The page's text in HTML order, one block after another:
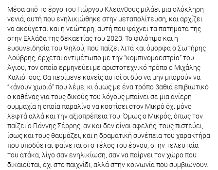
Μέσα από το έργο του Γιώργου Κλεάνθους μιλάει μια ολόκληρη
γενιά, αυτή που ενηλικιώθηκε στην μεταπολίτευση, και αρχίζει
να ακούγεται και η νεώτερη, αυτή που ψάχνει τα πατήματα της
στην Ελλάδα της δεκαετίας του 2020. Το φιλότιμο και η
ευσυνειδησία του Ψηλού, που παίζει λιτά και όμορφα ο Σωτήρης
Δούβρης, έρχεται αντιμέτωπο με την “κομπινομαεστρία” του
Άγιου, τον οποίο ερμηνεύει με αριστοτεχνικό τρόπο ο Μιχάλης
Καλιότσος. Θα περίμενε κανείς αυτοί οι δύο να μην μπορούν να
“κάνουν χωριό” που λέμε, κι όμως με ένα τρόπο βαθιά επιβιωτικό
ο καθένας για τους δικούς του λόγους μπαίνει σε μια ανίερη
συμμαχία η οποία παραλίγο να κοστίσει στον Μικρό όχι μόνο
λεφτά αλλά και την αξιοπρέπεια του. Όμως ο Μικρός, όπως τον
παίζει ο Γιάννης Σέρρης, αν και δεν είναι αφελής, τους πιστεύει,
ίσως και τους θαυμάζει, και η δραματική συνέπεια του χαρακτήρα
που υποδύεται φαίνεται στο τέλος του έργου, στην τελευταία
του ατάκα, λίγο σαν ενηλικίωση, σαν να παίρνει τον χώρο που
δικαιούται, όχι στο παιχνίδι, αλλά στην κοινωνία που συμβιώνουν.